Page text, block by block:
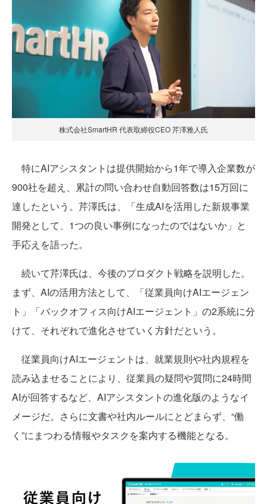
株式会社SmartHR 代表取締役CEO 芹澤雅人氏
特にAIアシスタントは提供開始から1年で導入企業数が
900社を超え、累計の問い合わせ自動回答数は15万回に
達したという。芹澤氏は、「生成AIを活用した新規事業
開発として、1つの良い事例になったのではないか」と
手応えを語った。
続いて芹澤氏は、今後のプロダクト戦略を説明した。
まず、AIの活用方法として、「従業員向けAIエージェン
ト」「バックオフィス向けAIエージェント」の2系統に分
けて、それぞれで進化させていく方針だという。
従業員向けAIエージェントは、就業規則や社内規程を
読み込ませることにより、従業員の疑問や質問に24時間
AIが回答するなど、AIアシスタントの進化版のようなイ
メージだ。さらに文書や社内ルールにとどまらず、“働
く”にまつわる情報やタスクを案内する機能となる。